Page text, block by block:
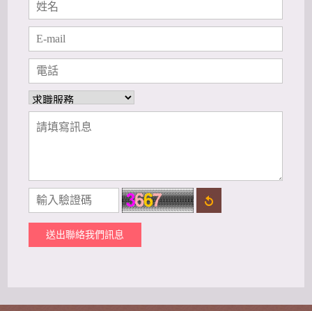
送出聯絡我們訊息